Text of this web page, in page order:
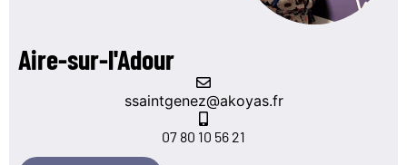
Aire-sur-l'Adour
ssaintgenez@akoyas.fr
07 80 10 56 21